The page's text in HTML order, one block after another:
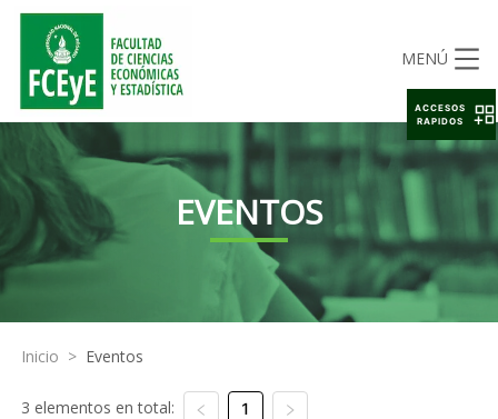
MENÚ
EVENTOS
Inicio > Eventos
3 elementos en total: 1
ACCESOS
RAPIDOS